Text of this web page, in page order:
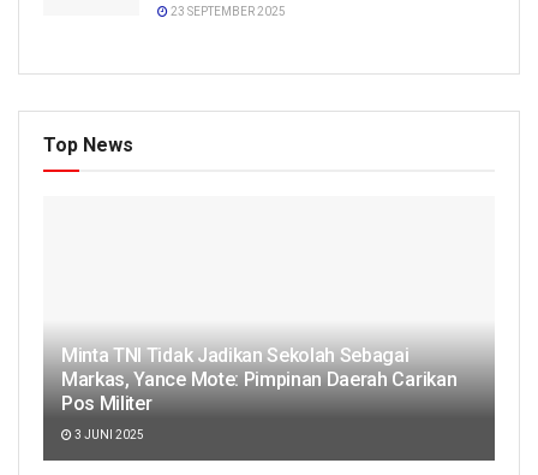
23 SEPTEMBER 2025
Top News
Minta TNI Tidak Jadikan Sekolah Sebagai
Markas, Yance Mote: Pimpinan Daerah Carikan
Pos Militer
3 JUNI 2025